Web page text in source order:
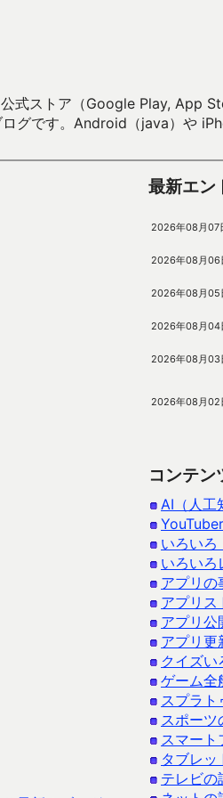
式ストア（Google Play, App
グです。Android（java）や
最新エン
2026年08月07
2026年08月06
2026年08月05
2026年08月04
2026年08月03
2026年08月02
コンテン
AI（人工
いろい
いろいろ
アプリ
アプリ
アプリ
アプリ
クイズ
ゲーム全
スプラ
スポー
スマー
タブレッ
テレビの